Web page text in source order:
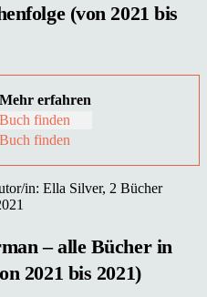
(von 2021 bis
Mehr erfahren
Buch finden
Buch finden
in: Ella Silver, 2 Bücher
– alle Bücher in
2021 bis 2021)